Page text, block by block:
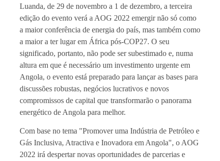
Luanda, de 29 de novembro a 1 de dezembro, a terceira
edição do evento verá a AOG 2022 emergir não só como
a maior conferência de energia do país, mas também como
a maior a ter lugar em África pós-COP27. O seu
significado, portanto, não pode ser subestimado e, numa
altura em que é necessário um investimento urgente em
Angola, o evento está preparado para lançar as bases para
discussões robustas, negócios lucrativos e novos
compromissos de capital que transformarão o panorama
energético de Angola para melhor.
Com base no tema "Promover uma Indústria de Petróleo e
Gás Inclusiva, Atractiva e Inovadora em Angola", o AOG
2022 irá despertar novas oportunidades de parcerias e